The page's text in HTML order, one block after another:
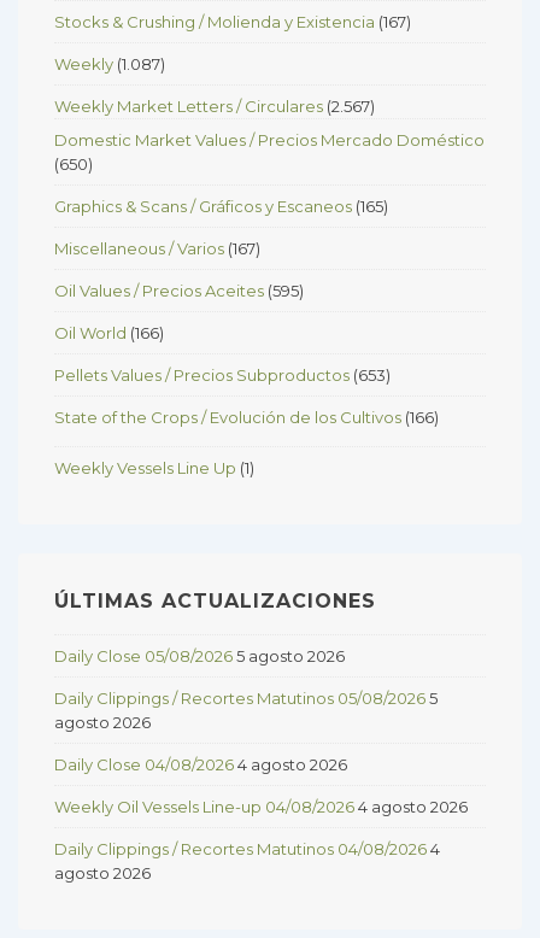
Stocks & Crushing / Molienda y Existencia (167)
Weekly (1.087)
Weekly Market Letters / Circulares (2.567)
Domestic Market Values / Precios Mercado Doméstico
(650)
Graphics & Scans / Gráficos y Escaneos (165)
Miscellaneous / Varios (167)
Oil Values / Precios Aceites (595)
Oil World (166)
Pellets Values / Precios Subproductos (653)
State of the Crops / Evolución de los Cultivos (166)
Weekly Vessels Line Up (1)
ÚLTIMAS ACTUALIZACIONES
Daily Close 05/08/20265 agosto 2026
Daily Clippings / Recortes Matutinos 05/08/20265
agosto 2026
Daily Close 04/08/20264 agosto 2026
Weekly Oil Vessels Line-up 04/08/20264 agosto 2026
Daily Clippings / Recortes Matutinos 04/08/20264
agosto 2026